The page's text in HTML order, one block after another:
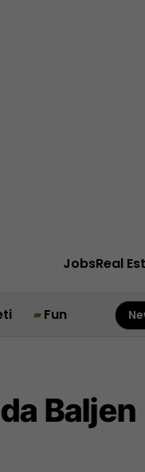
JobsReal
Fun
Baljen